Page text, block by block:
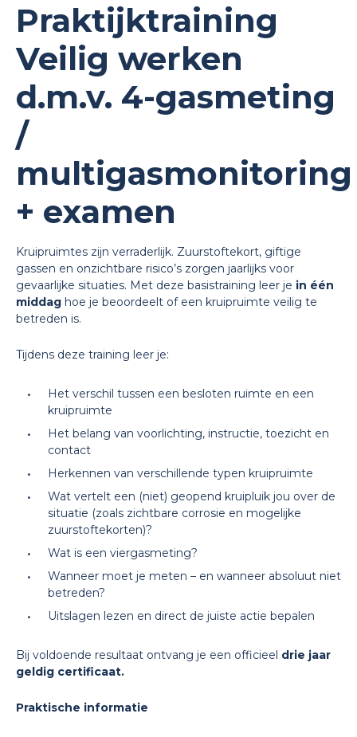
Praktijktraining
Veilig werken
d.m.v. 4-gasmeting
/
multigasmonitoring
+ examen
Kruipruimtes zijn verraderlijk. Zuurstoftekort, giftige
gassen en onzichtbare risico’s zorgen jaarlijks voor
gevaarlijke situaties. Met deze basistraining leer je in één
middag hoe je beoordeelt of een kruipruimte veilig te
betreden is.
Tijdens deze training leer je:
Het verschil tussen een besloten ruimte en een
kruipruimte
Het belang van voorlichting, instructie, toezicht en
contact
Herkennen van verschillende typen kruipruimte
Wat vertelt een (niet) geopend kruipluik jou over de
situatie (zoals zichtbare corrosie en mogelijke
zuurstoftekorten)?
Wat is een viergasmeting?
Wanneer moet je meten – en wanneer absoluut niet
betreden?
Uitslagen lezen en direct de juiste actie bepalen
Bij voldoende resultaat ontvang je een officieel drie jaar
geldig certificaat.
Praktische informatie